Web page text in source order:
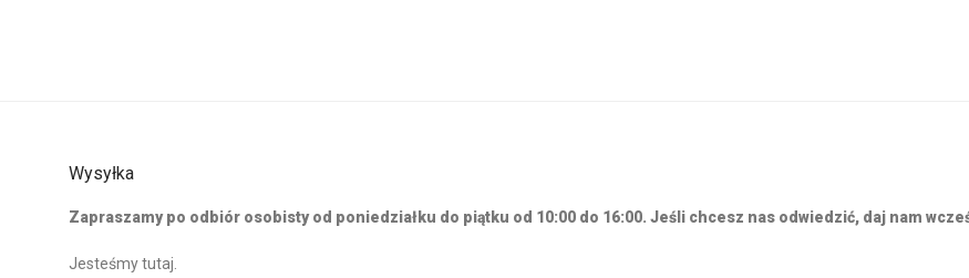
Wysyłka
Zapraszamy po odbiór osobisty od poniedziałku do piątku od 10:00 do 16:00. Jeśli chcesz nas odwiedzić, daj nam
Jesteśmy tutaj